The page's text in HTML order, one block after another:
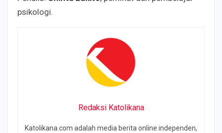
psikologi.
Redaksi Katolikana
Katolikana.com adalah media berita online independen,